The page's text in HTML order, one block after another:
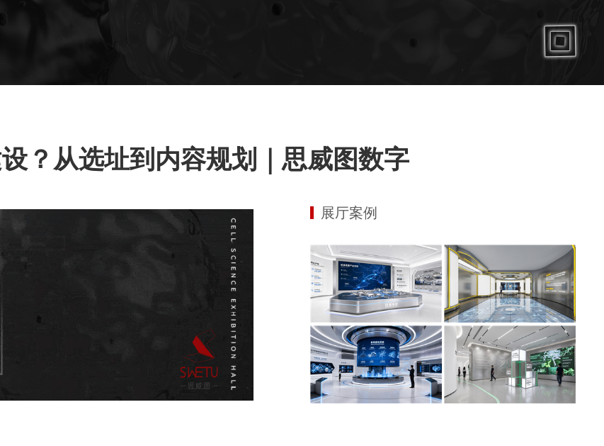
？从选址到内容规划｜思威图数字
展厅案例